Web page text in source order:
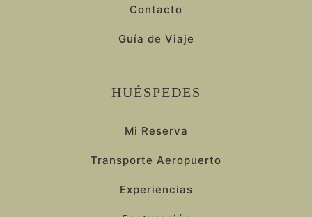
Contacto
Guía de Viaje
HUÉSPEDES
Mi Reserva
Transporte Aeropuerto
Experiencias